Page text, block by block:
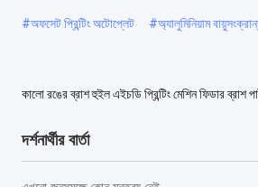
#অফসেট প্রিন্টিং অটোপ্লেট #অ্যালুমিনিয়াম
কালো রঙের ব্রাশ হুইল এইচডি প্রিন্টিং মেশিন ফিডার ব্রাশ
দর্শনার্থীর বার্তা